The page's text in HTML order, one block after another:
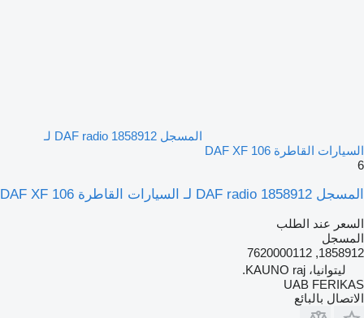
المسجل DAF radio 1858912 لـ
السيارات القاطرة DAF XF 106
6
المسجل DAF radio 1858912 لـ السيارات القاطرة DAF XF 106
السعر عند الطلب
المسجل
1858912, 7620000112
ليتوانيا، KAUNO raj.
UAB FERIKAS
الاتصال بالبائع